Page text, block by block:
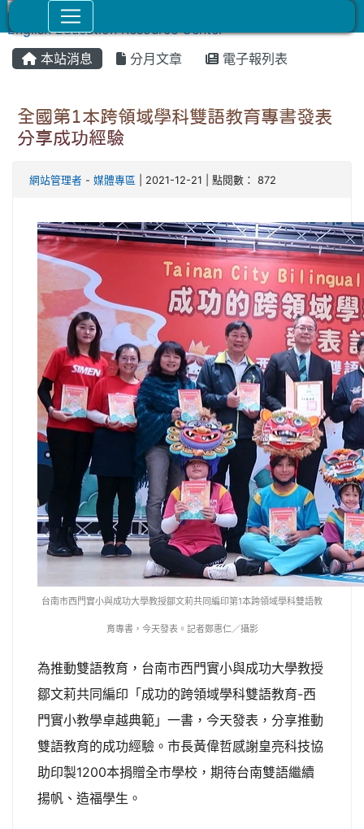
本站消息 分月文章 電子報列表
全國第1本跨領域學科雙語教育專書發表
分享成功經驗
網站管理者 - 媒體專區 | 2021-12-21 | 點閱數： 872
台南市西門實小與成功大學教授鄒文莉共同編印第1本跨領域學科雙語教
育專書，今天發表。記者鄭惠仁／攝影
為推動雙語教育，台南市西門實小與成功大學教授
鄒文莉共同編印「成功的跨領域學科雙語教育-西
門實小教學卓越典範」一書，今天發表，分享推動
雙語教育的成功經驗。市長黃偉哲感謝皇亮科技協
助印製1200本捐贈全市學校，期待台南雙語繼續
揚帆、造福學生。